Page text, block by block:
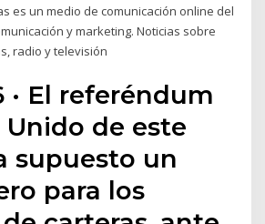
es un medio de comunicación online del
y marketing. Noticias sobre
radio y televisión
· El referéndum
Unido de este
supuesto un
para los